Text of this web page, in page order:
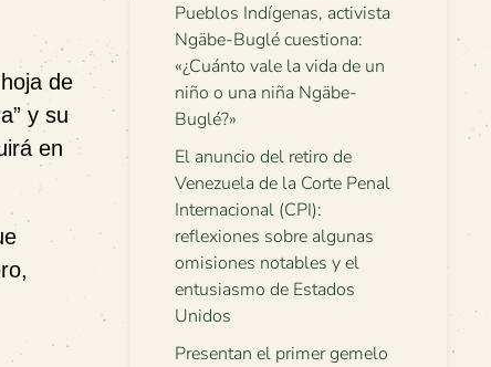
de
y su
en
Pueblos Indígenas, activista
Ngäbe-Buglé cuestiona:
«¿Cuánto vale la vida de un
niño o una niña Ngäbe-
Buglé?»
El anuncio del retiro de
Venezuela de la Corte Penal
Internacional (CPI):
reflexiones sobre algunas
omisiones notables y el
entusiasmo de Estados
Unidos
Presentan el primer gemelo